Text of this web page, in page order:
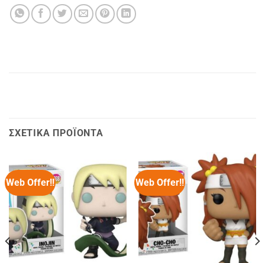
ΣΧΕΤΙΚΆ ΠΡΟΪΌΝΤΑ
Web Offer!! Web Offer!!